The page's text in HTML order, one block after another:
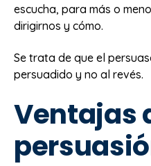
escucha, para más o
dirigirnos y cómo.
Se trata de que el
persuadido y no al revés.
Ventajas